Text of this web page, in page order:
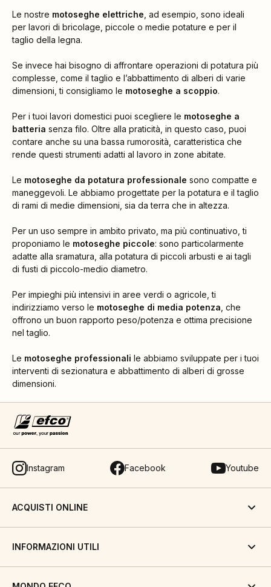
Le nostre motoseghe elettriche , ad esempio, sono ideali
per lavori di bricolage, piccole o medie potature e per il
taglio della legna.
Se invece hai bisogno di affrontare operazioni di potatura più
complesse, come il taglio e l’abbattimento di alberi di varie
dimensioni, ti consigliamo le motoseghe a scoppio.
Per i tuoi lavori domestici puoi scegliere le motoseghe a
batteria senza filo. Oltre alla praticità, in questo caso, puoi
contare anche su una bassa rumorosità, caratteristica che
rende questi strumenti adatti al lavoro in zone abitate.
Le motoseghe da potatura professionale sono compatte e
maneggevoli. Le abbiamo progettate per la potatura e il taglio
di rami di medie dimensioni, sia da terra che in altezza.
Per un uso sempre in ambito privato, ma più continuativo, ti
proponiamo le motoseghe piccole: sono particolarmente
adatte alla sramatura, alla potatura di piccoli arbusti e ai tagli
di fusti di piccolo-medio diametro.
Per impieghi più intensivi in aree verdi o agricole, ti
indirizziamo verso le motoseghe di media potenza , che
offrono un buon rapporto peso/potenza e ottima precisione
nel taglio.
Le motoseghe professionali le abbiamo sviluppate per i tuoi
interventi di sezionatura e abbattimento di alberi di grosse
dimensioni.
Instagram Facebook Youtube
ACQUISTI ONLINE
INFORMAZIONI UTILI